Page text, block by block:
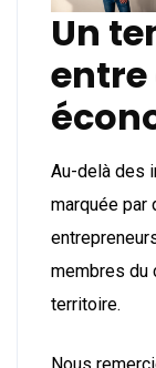
Un
Au-delà des
marquée par
membres du
territoire.